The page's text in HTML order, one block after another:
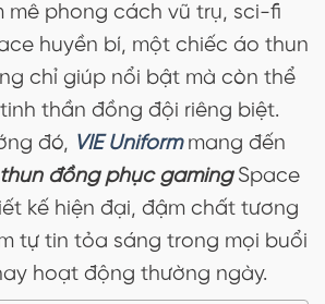
mê phong cách vũ trụ, sci-fi
huyền bí, một chiếc áo thun
chỉ giúp nổi bật mà còn thể
thần đồng đội riêng biệt.
đó, VIE Uniformmang đến
đồng phục gamingSpace
kế hiện đại, đậm chất tương
tự tin tỏa sáng trong mọi buổi
hoạt động thường ngày.